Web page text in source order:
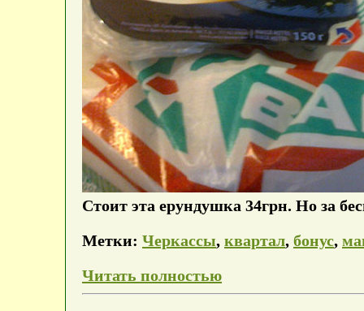
Стоит эта ерундушка 34грн. Но за
Метки: Черкассы, квартал, бонус,
Читать полностью